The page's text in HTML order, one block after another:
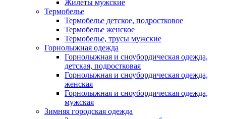
Жилеты мужские
Термобелье
Термобелье детское, подростковое
Термобелье женское
Термобелье, трусы мужские
Горнолыжная одежда
Горнолыжная и сноубордическая одежда,
детская, подростковая
Горнолыжная и сноубордическая одежда,
женская
Горнолыжная и сноубордическая одежда,
мужская
Зимняя городская одежда